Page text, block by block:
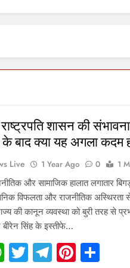
शासन की
के बाद क्या यह अगला कदम
Live 1 Year Ago 0
1
और सामाजिक हालात लगातार
विफलता और राजनीतिक
की कानून व्यवस्था को बुरी तरह से
बीरेन सिंह के इस्तीफे…
WhatsApp
Twitter
Telegram